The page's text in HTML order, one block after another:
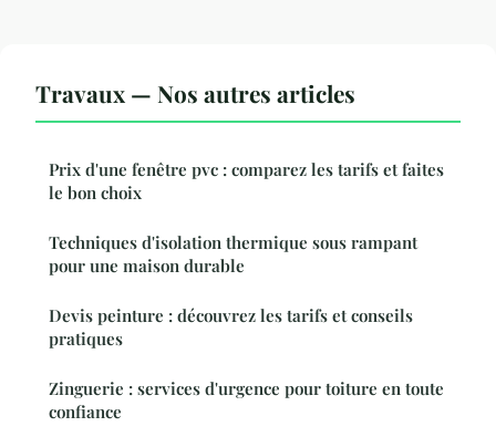
Travaux — Nos autres articles
Prix d'une fenêtre pvc : comparez les tarifs et faites
le bon choix
Techniques d'isolation thermique sous rampant
pour une maison durable
Devis peinture : découvrez les tarifs et conseils
pratiques
Zinguerie : services d'urgence pour toiture en toute
confiance